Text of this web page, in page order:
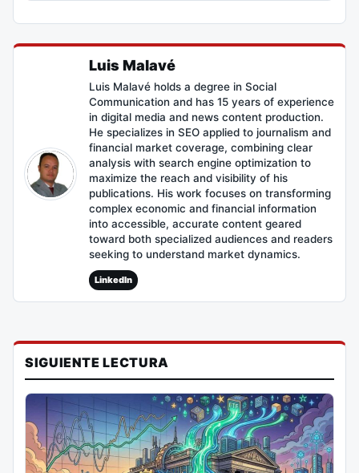
Luis Malavé
Luis Malavé holds a degree in Social
Communication and has 15 years of experience
in digital media and news content production.
He specializes in SEO applied to journalism and
financial market coverage, combining clear
analysis with search engine optimization to
maximize the reach and visibility of his
publications. His work focuses on transforming
complex economic and financial information
into accessible, accurate content geared
toward both specialized audiences and readers
seeking to understand market dynamics.
LinkedIn
SIGUIENTE LECTURA